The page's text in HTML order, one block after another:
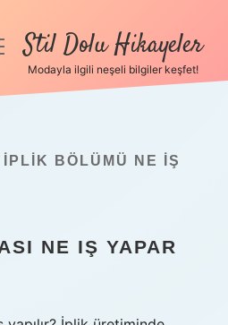
Stil Dolu Hikayeler
Modayla ilgili neşeli bilgiler keşfet!
BÖLÜMÜ NE IŞ
NE IŞ YAPAR